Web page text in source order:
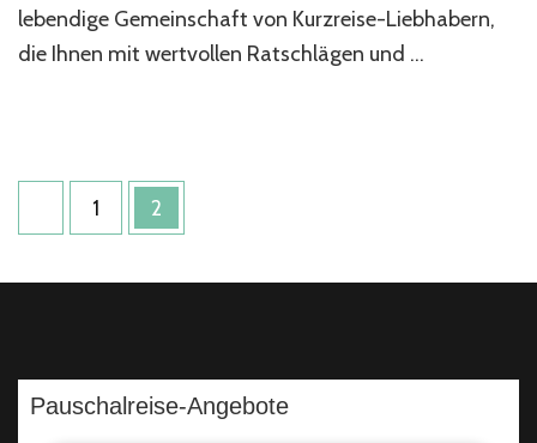
lebendige Gemeinschaft von Kurzreise-Liebhabern,
die Ihnen mit wertvollen Ratschlägen und …
Seitennummerierung
der
Seite
1 Seite
2